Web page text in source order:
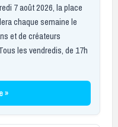
7 août 2026, la place
chaque semaine le
et de créateurs
les vendredis, de 17h
»